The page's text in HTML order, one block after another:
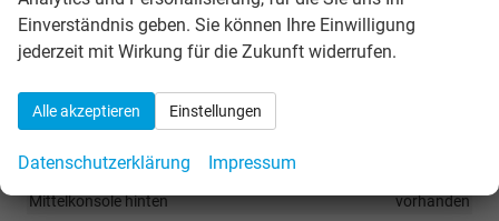
Infotainment & Kommunikation
8 Lautsprecher
Sprachassistent IDA und elektronische Sprachverstärkung
Mittelkonsole hinten
vorhanden
Einverständnis geben. Sie können Ihre Einwilligung
jederzeit mit Wirkung für die Zukunft widerrufen.
Alle akzeptieren Einstellungen
Datenschutzerklärung Impressum